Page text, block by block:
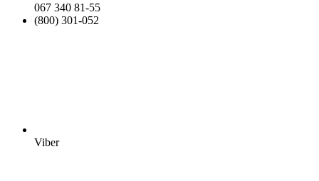
067 340 81-55
(800) 301-052
Viber